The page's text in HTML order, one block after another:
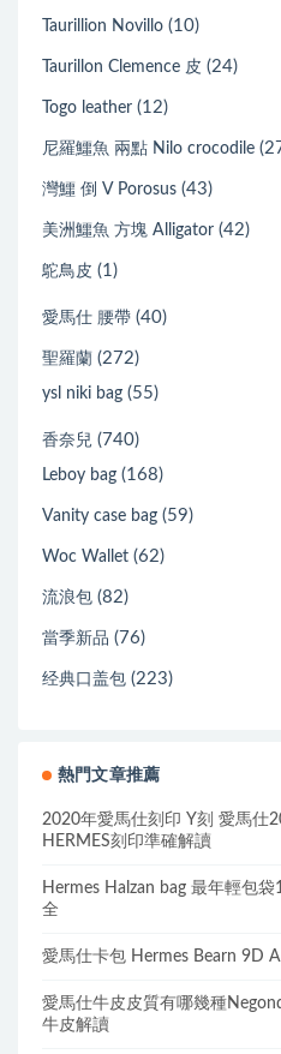
Taurillion Novillo (10)
Taurillon Clemence 皮 (24)
Togo leather (12)
尼羅鱷魚 兩點 Nilo crocodile
灣鱷 倒 V Porosus (43)
美洲鱷魚 方塊 Alligator (42)
鴕鳥皮 (1)
愛馬仕 腰帶 (40)
聖羅蘭 (272)
ysl niki bag (55)
香奈兒 (740)
Leboy bag (168)
Vanity case bag (59)
Woc Wallet (62)
流浪包 (82)
當季新品 (76)
经典口盖包 (223)
熱門文章推薦
2020年愛馬仕刻印 Y刻 愛馬仕
HERMES刻印準確解讀
Hermes Halzan bag 最年輕包
全
愛馬仕卡包 Hermes Bearn 9D
愛馬仕牛皮皮質有哪幾種
牛皮解讀